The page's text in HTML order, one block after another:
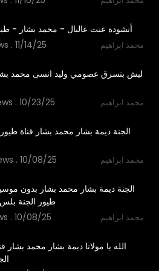
أنشودة عنت عالبال - محمد بشار -
. 11/14/25
محمد ابراهيم
ليش بتسرق عصومي وليد انسى محمد
. 10/23/25
محمد ابراهيم
. 10/08/25
محمد ابراهيم
الجنة ديمة بشار محمد بشار بدون
طيور الجنة بلس 2 2011
. 10/08/25
محمد ابراهيم
الله يا مولانا ديمة بشار محمد بشار